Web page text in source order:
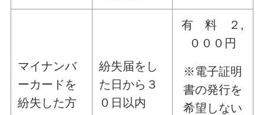
マイナンバ
ーカードを
紛失した方
紛失届をし
た日から３
０日以内
有 料 ２,
０００円
※電子証明
書の発行を
希望しない